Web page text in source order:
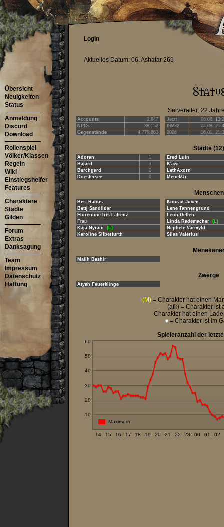
Login
Aktuelles Datum: 06. Ashatar 269
Übersicht
Neuigkeiten
Status
Anmeldung
Discord
Download
Rollenspiel
Völker/Klassen
Regeln
Wiki
Einstiegshelfer
Features
Charaktere
Städte
Gilden
Forum
Extras
Danksagung
Team
Impressum
Datenschutz
Haftung
Serveralter: 22
Accounts
2.847
NPCs
38.152
Gegenstände
4.770.863
Jetzt
06.08.
KW32
04.08.
2026
16.01.
Städte (12)
Adoran
1
Bajard
3
Berchgard
0
Duestersee
0
Ered Luin
K'awi
LethAxorn
MenekUr
Menschen
Bert Rabus
Bettj Sandildar
Florentine Iris Lafrenz
Frau
Kaja Nyrain
(L)
Karoline Silberfurth
Konrad Juven
Lene Tannengrund
Leon Dellen
Linda Rademacher (L)
Nephele Varmyld
Silas Valerius
Malih Bashir
Zwerge
Atysh Feuerklinge
(M) = Charakter hat einen
(afk) = Charakter ist
Charakter hat einen
= Charakter ist im
Spieleranzahl der
14 15 16 17 18 19 20 21 22 23 00 01 02
10
20
30
40
50
60
Maximum